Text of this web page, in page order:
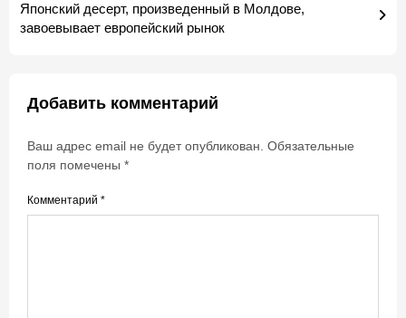
Японский десерт, произведенный в Молдове,
завоевывает европейский рынок
Добавить комментарий
Ваш адрес email не будет опубликован. Обязательные
поля помечены *
Комментарий *